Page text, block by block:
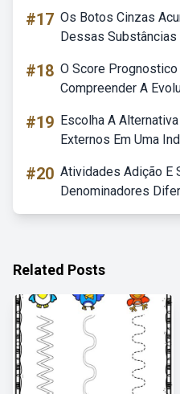
#17 Os Botos Cinzas
Dessas Substâncias
#18 O Score
Compreender A
#19 Escolha A
Externos Em Uma
#20 Atividades Adição E
Denominadores
Related Posts